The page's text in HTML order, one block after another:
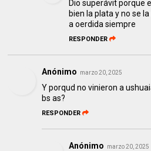
Dio superávit porque
bien la plata y no se
a oerdida siempre
RESPONDER
Anónimo marzo 20, 2025
Y porqud no vinieron a
bs as?
RESPONDER
Anónimo marzo 20, 2025